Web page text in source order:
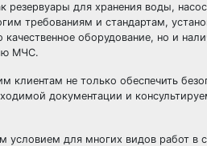
резервуары для хранения воды,
требованиям и стандартам,
оборудование, но и
МЧС.
клиентам не только обеспечить
документации и
условием для многих видов работ в